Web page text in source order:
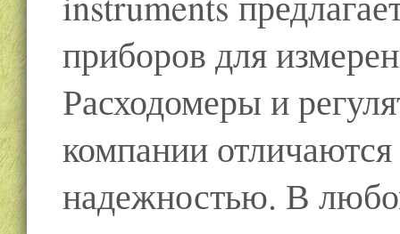
приборов для
Расходомеры и
компании
надежностью. В